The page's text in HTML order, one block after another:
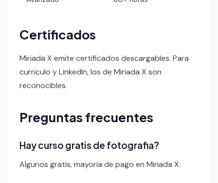
Certificados
Miriada X emite certificados descargables. Para
curriculo y LinkedIn, los de Miriada X son
reconocibles.
Preguntas frecuentes
Hay curso gratis de fotografia?
Algunos gratis, mayoria de pago en Miriada X.